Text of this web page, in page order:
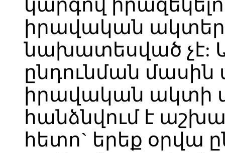
կարգով
իրավական
նախատեսված չէ:
ընդունման
իրավական ակտի
հանձնվում է
հետո` երեք օրվա